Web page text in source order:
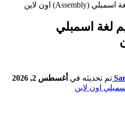
لغة اسمبلي
تم تحديثه في أغسطس 2, 2026